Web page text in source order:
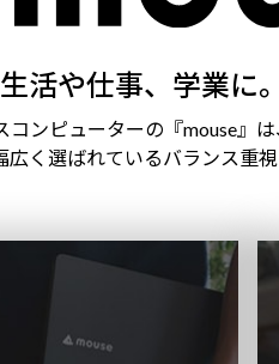
活や仕事、学業に
コンピューターの『mouse』
広く選ばれているバランス重